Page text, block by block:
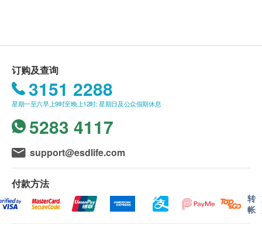
Baby Trial 临床结果显示, 服用ProVen 益生菌可减少
婴儿于2岁前得到过敏性皮肤的风险; 对常见的过敏原,
如花粉、尘螨、牛奶、鸡蛋、猫毛等过敏机率也大大
减低。
由此可见, 及早提升抗敏体质是非常重要。
初生婴幼儿（0-24个月）
儿童
主要成份
Prebiotics (益生元) :
Galactooligosaccharides (GOS) 低聚半乳糖
务。 账单总额未满HK$300需附加HK$30运费。
我们将于确定订单后1-3个工作天内安排发货。
不排除运送时间会因节日而有所影响。 当八号烈
风讯号悬挂或黑色暴雨警告生效时，送货服务时间
将会延迟。
认。 倘若健康网购health. ESDlife未能提供任何订
单上的货品，健康网购health. ESDlife有权拒绝接
受该订单，并且会于送货前透过电话或电邮通知顾
客再作安排。
订购及查询
3151 2288
星期一至六早上9时至晚上12时; 星期日及公众假期休息
5283 4117
support@esdlife.com
付款方法
转
帐